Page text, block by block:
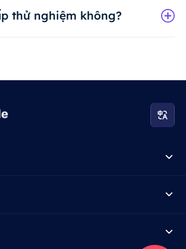
thử nghiệm không?